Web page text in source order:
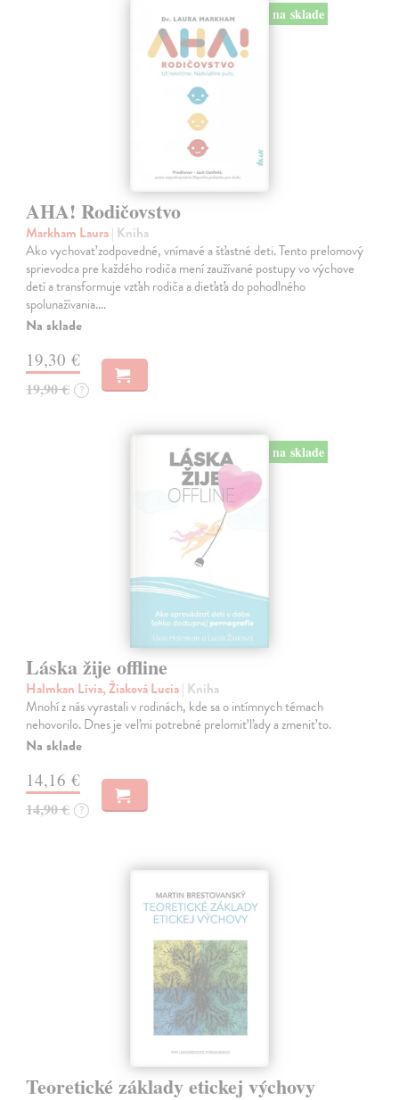
na sklade
AHA! Rodičovstvo
Markham Laura| Kniha
Ako vychovať zodpovedné, vnímavé a šťastné deti. Tento prelomový
sprievodca pre každého rodiča mení zaužívané postupy vo výchove
detí a transformuje vzťah rodiča a dieťaťa do pohodlného
spolunažívania.…
Na sklade
19,30 €
19,90 € ?
na sklade
Láska žije offline
Halmkan Lívia, Žiaková Lucia| Kniha
Mnohí z nás vyrastali v rodinách, kde sa o intímnych témach
nehovorilo. Dnes je veľmi potrebné prelomiť ľady a zmeniť to.
Na sklade
14,16 €
14,90 € ?
Teoretické základy etickej výchovy